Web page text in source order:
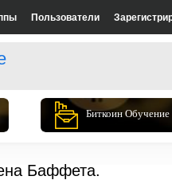
Пользователи
Биткоин Обучение
Баффета.